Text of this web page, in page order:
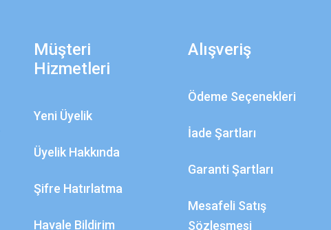
Müşteri
Hizmetleri
Yeni Üyelik
Üyelik Hakkında
Şifre Hatırlatma
Havale Bildirim
Alışveriş
Ödeme Seçenekleri
İade Şartları
Garanti Şartları
Mesafeli Satış
Sözleşmesi